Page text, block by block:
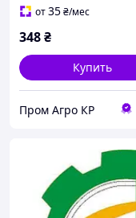
от35₴/мес
348₴
Купить
Пром Агро КР